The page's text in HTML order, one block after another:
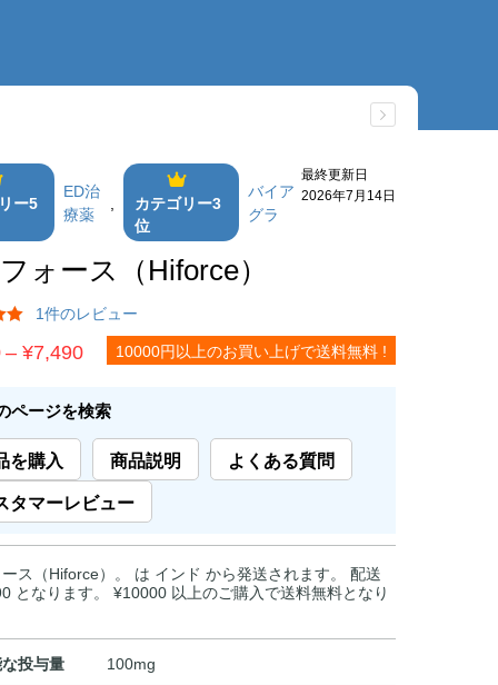
ー5
ED治
療薬
,
カテゴリー3
位
バイア
グラ
最終更新日
2026年7月14日
ォース（Hiforce）
1件のレビュー
–¥7,490価
帯:
¥1,890
¥7,490
10000円以上のお買い上げで送料無料 !
ページを検索
を購入 商品説明
よくある質問
タマーレビュー
ス（Hiforce）。 は インド から発送されます。 配送
となります。 ¥10000 以上のご購入で送料無料となり
投与量 100mg